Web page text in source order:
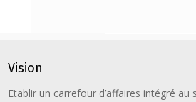
Vision
Etablir un carrefour d’affaires intégré au